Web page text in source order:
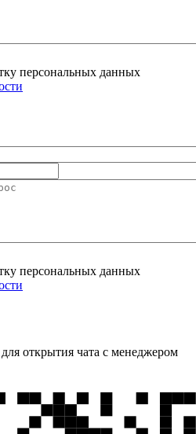
персональных данных
персональных данных
открытия чата с менеджером